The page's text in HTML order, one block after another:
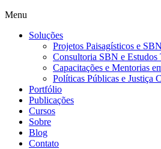
Menu
Soluções
Projetos Paisagísticos e SBN
Consultoria SBN e Estudos
Capacitações e Mentorias
Políticas Públicas e Justiça
Portfólio
Publicações
Cursos
Sobre
Blog
Contato